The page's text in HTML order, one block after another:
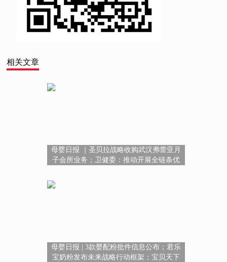
相关文章
母婴日报 ｜圣贝拉战略收购武汉弗蕾亚月
子会所业务；卫健委：推动开展全链条优
母婴日报 | 3款婴配粉批件信息公布；君乐
宝奶粉发布未来战略行动框架；宝贝天下